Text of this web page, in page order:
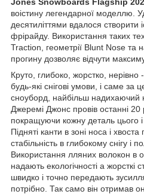
воістину легендарної моделлю.
десятиліттями вдалося створити
фрірайду. Використання таких
Traction, геометрії Blunt Nose та
прогину дозволяє відчути
Круто, глибоко, жорстко,
будь-які снігові умови, і саме за
сноуборд, найбільш надихаючий
Джеремі Джонс провів останні 20
покращуючи кожну деталь цього і
Підняті канти в зоні носа і
стабільність в глибокому снігу і
Використання лляних волокон в
надають екологічності а жорсткі
швидко і точно передають
потрібно. Так само він отримав